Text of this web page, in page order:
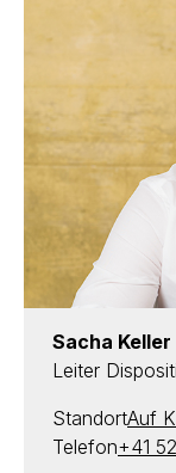
Sacha Keller
Leiter
StandortAuf
Telefon+41